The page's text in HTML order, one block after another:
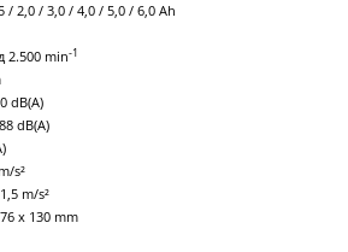
/ 2,0 / 3,0 / 4,0 / 5,0 / 6,0 Ah
2.500 min-1
dB(A)
dB(A)
s²
m/s²
x 130 mm